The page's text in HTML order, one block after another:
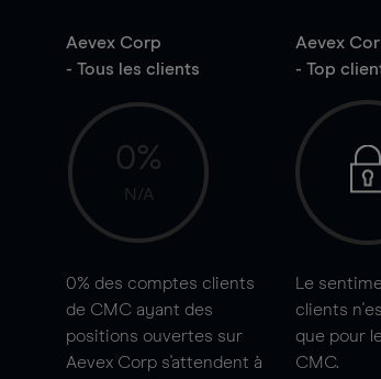
Aevex Corp
- Tous les clients
0%
N/A
0% des comptes clients
de CMC ayant des
positions ouvertes sur
Aevex Corp s'attendent à
Aevex
- Top
Le
clients
que pour
CMC.